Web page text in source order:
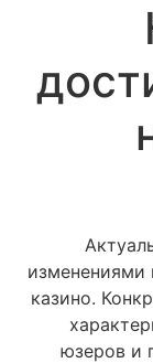
изменениями
казино.
юзеров и